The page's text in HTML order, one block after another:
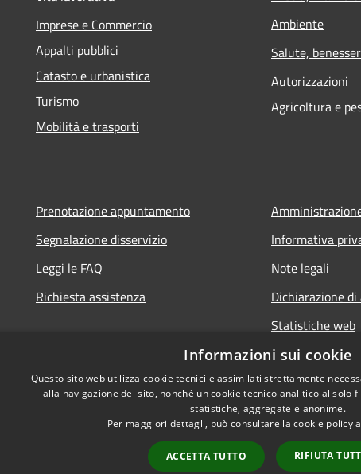
Imprese e Commercio
Appalti pubblici
Catasto e urbanistica
Turismo
Mobilità e trasporti
Ambiente
Salute,
Autorizzazioni
Agricoltura e
Prenotazione appuntamento
Segnalazione disservizio
Leggi le FAQ
Richiesta assistenza
Informativa
Note legali
Dichiarazione
Statistiche web
Informazioni sui cookie
Questo sito web utilizza cookie tecnici e assimilati strettamente
alla navigazione del sito, nonché un cookie tecnico analitico al solo
statistiche, aggregate e anonime.
Per maggiori dettagli, può consultare la cookie policy
ACCETTA TUTTO RIFIUTA